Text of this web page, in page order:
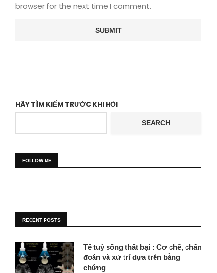
browser for the next time I comment.
HÃY TÌM KIẾM TRƯỚC KHI HỎI
SEARCH
FOLLOW ME
RECENT POSTS
Tê tuỷ sống thất bại : Cơ chế, chẩn
đoán và xử trí dựa trên bằng
chứng